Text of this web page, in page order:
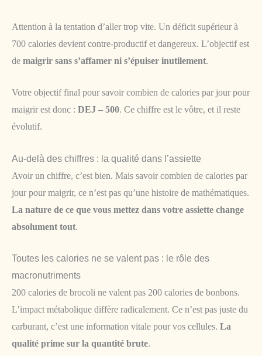
Attention à la tentation d’aller trop vite. Un déficit supérieur à
700 calories devient contre-productif et dangereux. L’objectif est
de maigrir sans s’affamer ni s’épuiser inutilement.
Votre objectif final pour savoir combien de calories par jour pour
maigrir est donc : DEJ – 500. Ce chiffre est le vôtre, et il reste
évolutif.
Au-delà des chiffres : la qualité dans l’assiette
Avoir un chiffre, c’est bien. Mais savoir combien de calories par
jour pour maigrir, ce n’est pas qu’une histoire de mathématiques.
La nature de ce que vous mettez dans votre assiette change
absolument tout.
Toutes les calories ne se valent pas : le rôle des
macronutriments
200 calories de brocoli ne valent pas 200 calories de bonbons.
L’impact métabolique diffère radicalement. Ce n’est pas juste du
carburant, c’est une information vitale pour vos cellules. La
qualité prime sur la quantité brute.